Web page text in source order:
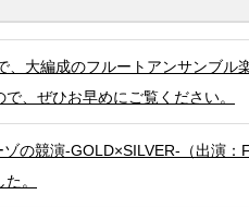
、大編成のフルートアンサンブ
、ぜひお早めにご覧ください。
の競演‐GOLD×SILVER‐（出演
。